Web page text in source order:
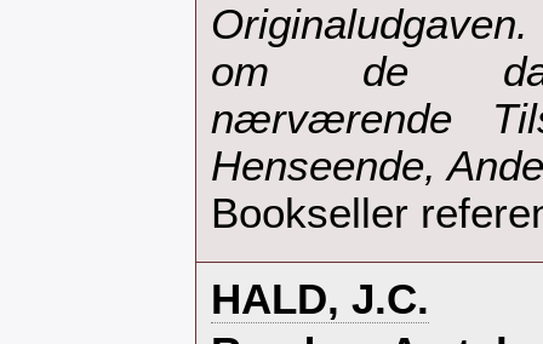
om de
nærværende
Henseende,
Bookseller
‎HALD, J.C.‎